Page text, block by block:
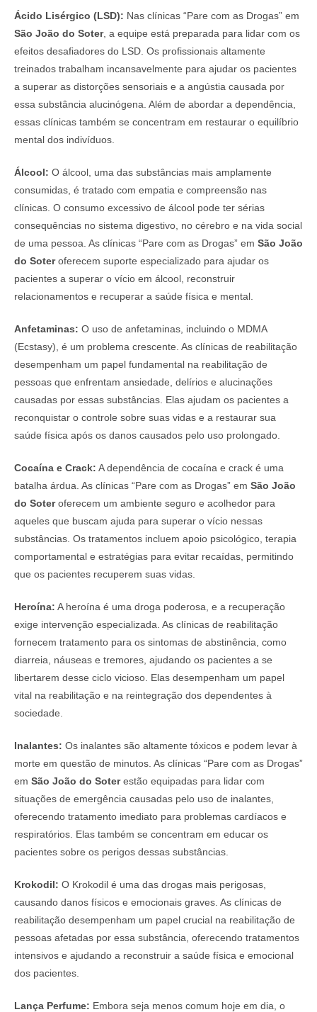
Ácido Lisérgico (LSD): Nas clínicas “Pare com as Drogas” em
São João do Soter, a equipe está preparada para lidar com os
efeitos desafiadores do LSD. Os profissionais altamente
treinados trabalham incansavelmente para ajudar os pacientes
a superar as distorções sensoriais e a angústia causada por
essa substância alucinógena. Além de abordar a dependência,
essas clínicas também se concentram em restaurar o equilíbrio
mental dos indivíduos.
Álcool: O álcool, uma das substâncias mais amplamente
consumidas, é tratado com empatia e compreensão nas
clínicas. O consumo excessivo de álcool pode ter sérias
consequências no sistema digestivo, no cérebro e na vida social
de uma pessoa. As clínicas “Pare com as Drogas” em São João
do Soteroferecem suporte especializado para ajudar os
pacientes a superar o vício em álcool, reconstruir
relacionamentos e recuperar a saúde física e mental.
Anfetaminas: O uso de anfetaminas, incluindo o MDMA
(Ecstasy), é um problema crescente. As clínicas de reabilitação
desempenham um papel fundamental na reabilitação de
pessoas que enfrentam ansiedade, delírios e alucinações
causadas por essas substâncias. Elas ajudam os pacientes a
reconquistar o controle sobre suas vidas e a restaurar sua
saúde física após os danos causados pelo uso prolongado.
Cocaína e Crack: A dependência de cocaína e crack é uma
batalha árdua. As clínicas “Pare com as Drogas” em São João
do Soteroferecem um ambiente seguro e acolhedor para
aqueles que buscam ajuda para superar o vício nessas
substâncias. Os tratamentos incluem apoio psicológico, terapia
comportamental e estratégias para evitar recaídas, permitindo
que os pacientes recuperem suas vidas.
Heroína: A heroína é uma droga poderosa, e a recuperação
exige intervenção especializada. As clínicas de reabilitação
fornecem tratamento para os sintomas de abstinência, como
diarreia, náuseas e tremores, ajudando os pacientes a se
libertarem desse ciclo vicioso. Elas desempenham um papel
vital na reabilitação e na reintegração dos dependentes à
sociedade.
Inalantes: Os inalantes são altamente tóxicos e podem levar à
morte em questão de minutos. As clínicas “Pare com as Drogas”
em São João do Soterestão equipadas para lidar com
situações de emergência causadas pelo uso de inalantes,
oferecendo tratamento imediato para problemas cardíacos e
respiratórios. Elas também se concentram em educar os
pacientes sobre os perigos dessas substâncias.
Krokodil: O Krokodil é uma das drogas mais perigosas,
causando danos físicos e emocionais graves. As clínicas de
reabilitação desempenham um papel crucial na reabilitação de
pessoas afetadas por essa substância, oferecendo tratamentos
intensivos e ajudando a reconstruir a saúde física e emocional
dos pacientes.
Lança Perfume: Embora seja menos comum hoje em dia, o